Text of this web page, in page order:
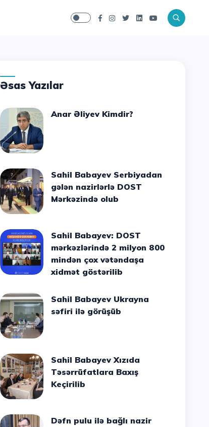
Əsas Yazılar
Anar Əliyev Kimdir?
Sahil Babayev Serbiyadan
gələn nazirlərlə DOST
Mərkəzində olub
Sahil Babayev: DOST
mərkəzlərində 2 milyon 800
mindən çox vətəndaşa
xidmət göstərilib
Sahil Babayev Ukrayna
səfiri ilə görüşüb
Sahil Babayev Xızıda
Təsərrüfatlara Baxış
Keçirilib
Dəfn pulu ilə bağlı nazir